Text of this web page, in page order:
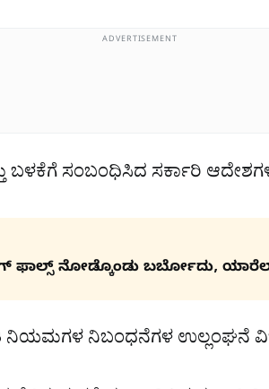
ADVERTISEMENT
ಸಂಬಂಧಿಸಿದ ಸರ್ಕಾರಿ
ನೋಡ್ಕೊಂಡು ಬರ್ಬೋದು,
ನಿಯಮಗಳ ನಿಬಂಧನೆಗಳ ಉಲ್ಲಂಘನೆ